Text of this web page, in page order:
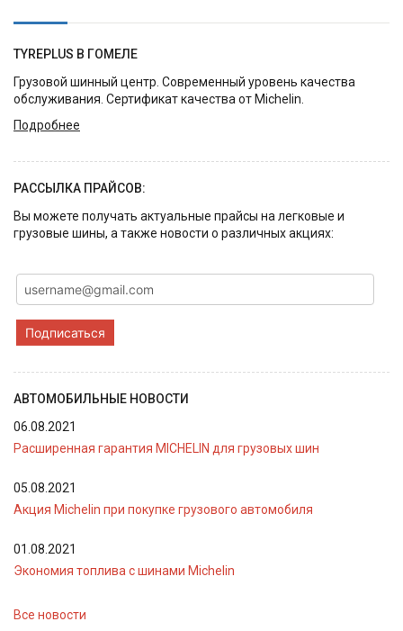
TYREPLUS В ГОМЕЛЕ
Грузовой шинный центр. Современный уровень качества
обслуживания. Сертификат качества от Michelin.
Подробнее
РАССЫЛКА ПРАЙСОВ:
Вы можете получать актуальные прайсы на легковые и
грузовые шины, а также новости о различных акциях:
Подписаться
АВТОМОБИЛЬНЫЕ НОВОСТИ
06.08.2021
Расширенная гарантия MICHELIN для грузовых шин
05.08.2021
Акция Michelin при покупке грузового автомобиля
01.08.2021
Экономия топлива с шинами Michelin
Все новости